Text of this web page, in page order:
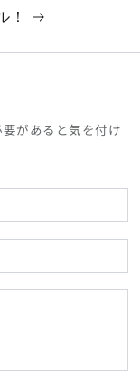
！
があると気を付け